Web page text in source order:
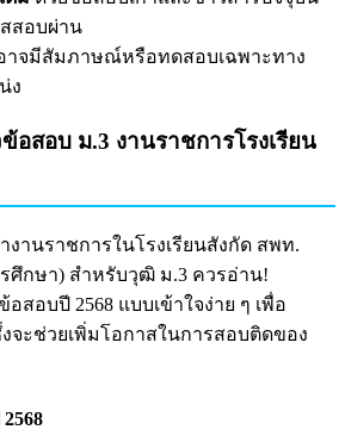
สอบผ่าน
าจมีสัมภาษณ์หรือทดสอบเฉพาะทาง
ง
อสอบ ม.3 งานราชการโรงเรียน
งานราชการในโรงเรียนสังกัด สพท.
ศึกษา) สำหรับวุฒิ ม.3 ควรอ่าน!
สอบปี 2568 แบบเข้าใจง่าย ๆ เพื่อ
จะช่วยเพิ่มโอกาสในการสอบติดของ